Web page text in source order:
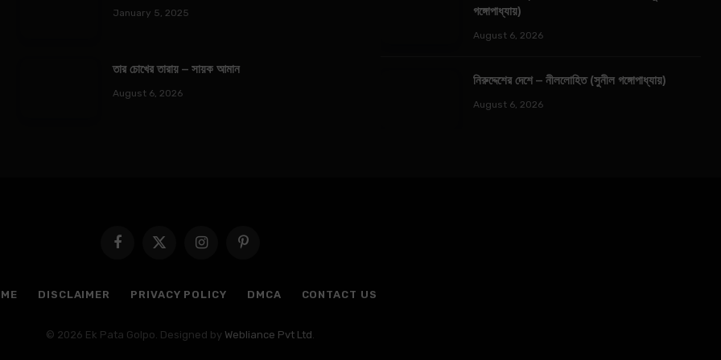
January 5, 2025
তার চোখের তারায় – সায়ক আমান
August 6, 2026
গঙ্গোপাধ্যায়)
August 6, 2026
নিরুদ্দেশের দেশে – নীললোহিত (সুনীল গঙ্গোপাধ্যায়)
August 6, 2026
Facebook
X
InstagramPinterest
DISCLAIMER PRIVACY POLICY DMCA CONTACT US
© 2026 Ek Pata Golpo. Designed by Webliance Pvt Ltd.